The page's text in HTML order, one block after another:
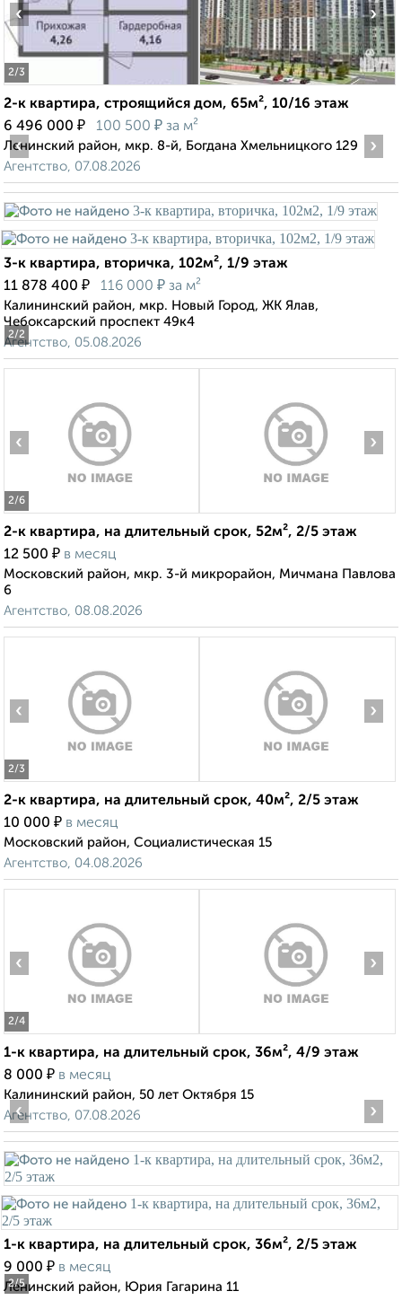
2/3
‹ ›
2-к квартира, строящийся дом, 65м², 10/16 этаж
6 496 000 ₽ 100 500 ₽ за м²
Ленинский район, мкр. 8-й, Богдана Хмельницкого 129
Агентство, 07.08.2026
2/2
‹ ›
3-к квартира, вторичка, 102м², 1/9 этаж
11 878 400 ₽ 116 000 ₽ за м²
Калининский район, мкр. Новый Город, ЖК Ялав,
Чебоксарский проспект 49к4
Агентство, 05.08.2026
2/6
‹ ›
2-к квартира, на длительный срок, 52м², 2/5 этаж
12 500 ₽ в месяц
Московский район, мкр. 3-й микрорайон, Мичмана Павлова
6
Агентство, 08.08.2026
2/3
‹ ›
2-к квартира, на длительный срок, 40м², 2/5 этаж
10 000 ₽ в месяц
Московский район, Социалистическая 15
Агентство, 04.08.2026
2/4
‹ ›
1-к квартира, на длительный срок, 36м², 4/9 этаж
8 000 ₽ в месяц
Калининский район, 50 лет Октября 15
Агентство, 07.08.2026
2/5
‹ ›
1-к квартира, на длительный срок, 36м², 2/5 этаж
9 000 ₽ в месяц
Ленинский район, Юрия Гагарина 11